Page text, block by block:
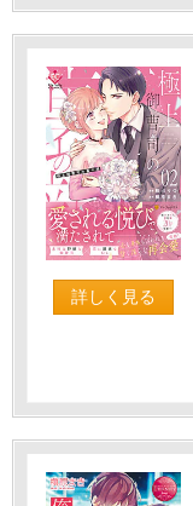
詳しく見る